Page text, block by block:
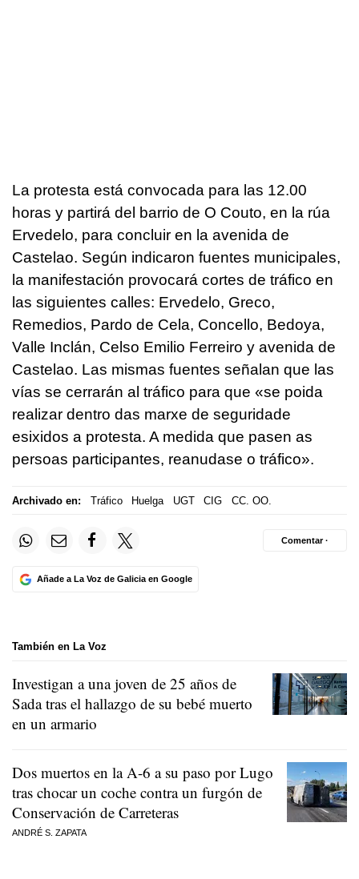
La protesta está convocada para las 12.00
horas y partirá del barrio de O Couto, en la rúa
Ervedelo, para concluir en la avenida de
Castelao. Según indicaron fuentes municipales,
la manifestación provocará cortes de tráfico en
las siguientes calles: Ervedelo, Greco,
Remedios, Pardo de Cela, Concello, Bedoya,
Valle Inclán, Celso Emilio Ferreiro y avenida de
Castelao. Las mismas fuentes señalan que las
vías se cerrarán al tráfico para que «se poida
realizar dentro das marxe de seguridade
esixidos a protesta. A medida que pasen as
persoas participantes, reanudase o tráfico».
Archivado en: Tráfico Huelga UGT CIG CC. OO.
Añade a La Voz de Galicia en Google
Comentar ·
También en La Voz
Investigan a una joven de 25 años de
Sada tras el hallazgo de su bebé muerto
en un armario
Dos muertos en la A-6 a su paso por Lugo
tras chocar un coche contra un furgón de
Conservación de Carreteras
ANDRÉ S. ZAPATA